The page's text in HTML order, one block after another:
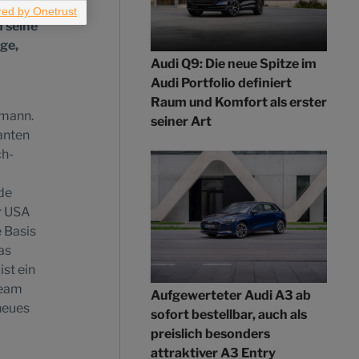
seine
Basis
ein
Audi Q9: Die neue Spitze im
Audi Portfolio definiert
Raum und Komfort als erster
seiner Art
Aufgewerteter Audi A3 ab
sofort bestellbar, auch als
preislich besonders
attraktiver A3 Entry